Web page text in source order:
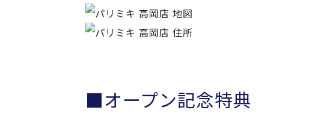
■オープン記念特典